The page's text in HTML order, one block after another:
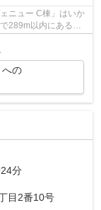
ニュー C棟」はいか
289m以内にあるの
への
24分
目2番10号